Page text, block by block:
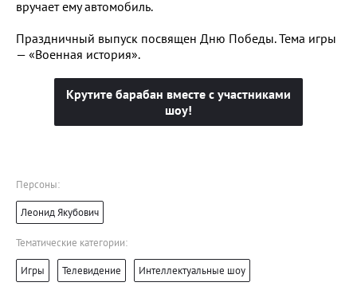
вручает ему автомобиль.
Праздничный выпуск посвящен Дню Победы. Тема игры
— «Военная история».
Крутите барабан вместе с участниками
шоу!
Персоны:
Леонид Якубович
Тематические категории:
Игры Телевидение Интеллектуальные шоу